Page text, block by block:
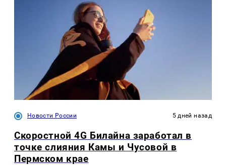
Новости России 5 дней назад
Скоростной 4G Билайна заработал в
точке слияния Камы и Чусовой в
Пермском крае